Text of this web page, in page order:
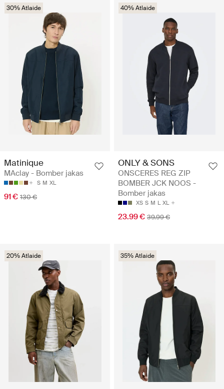
30% Atlaide
Matinique
MAclay - Bomber jakas
S M XL
91 € 130 €
40% Atlaide
ONLY & SONS
ONSCERES REG ZIP
BOMBER JCK NOOS -
Bomber jakas
XS S M L XL
23.99 € 39.99 €
20% Atlaide 35% Atlaide